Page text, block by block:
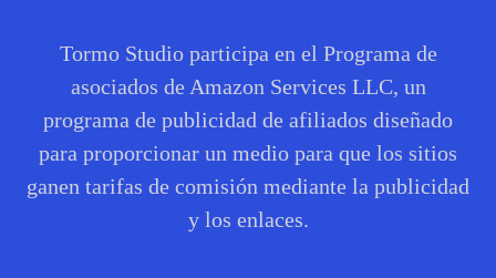
Tormo Studio participa en el Programa de
asociados de Amazon Services LLC, un
programa de publicidad de afiliados diseñado
para proporcionar un medio para que los sitios
ganen tarifas de comisión mediante la publicidad
y los enlaces.